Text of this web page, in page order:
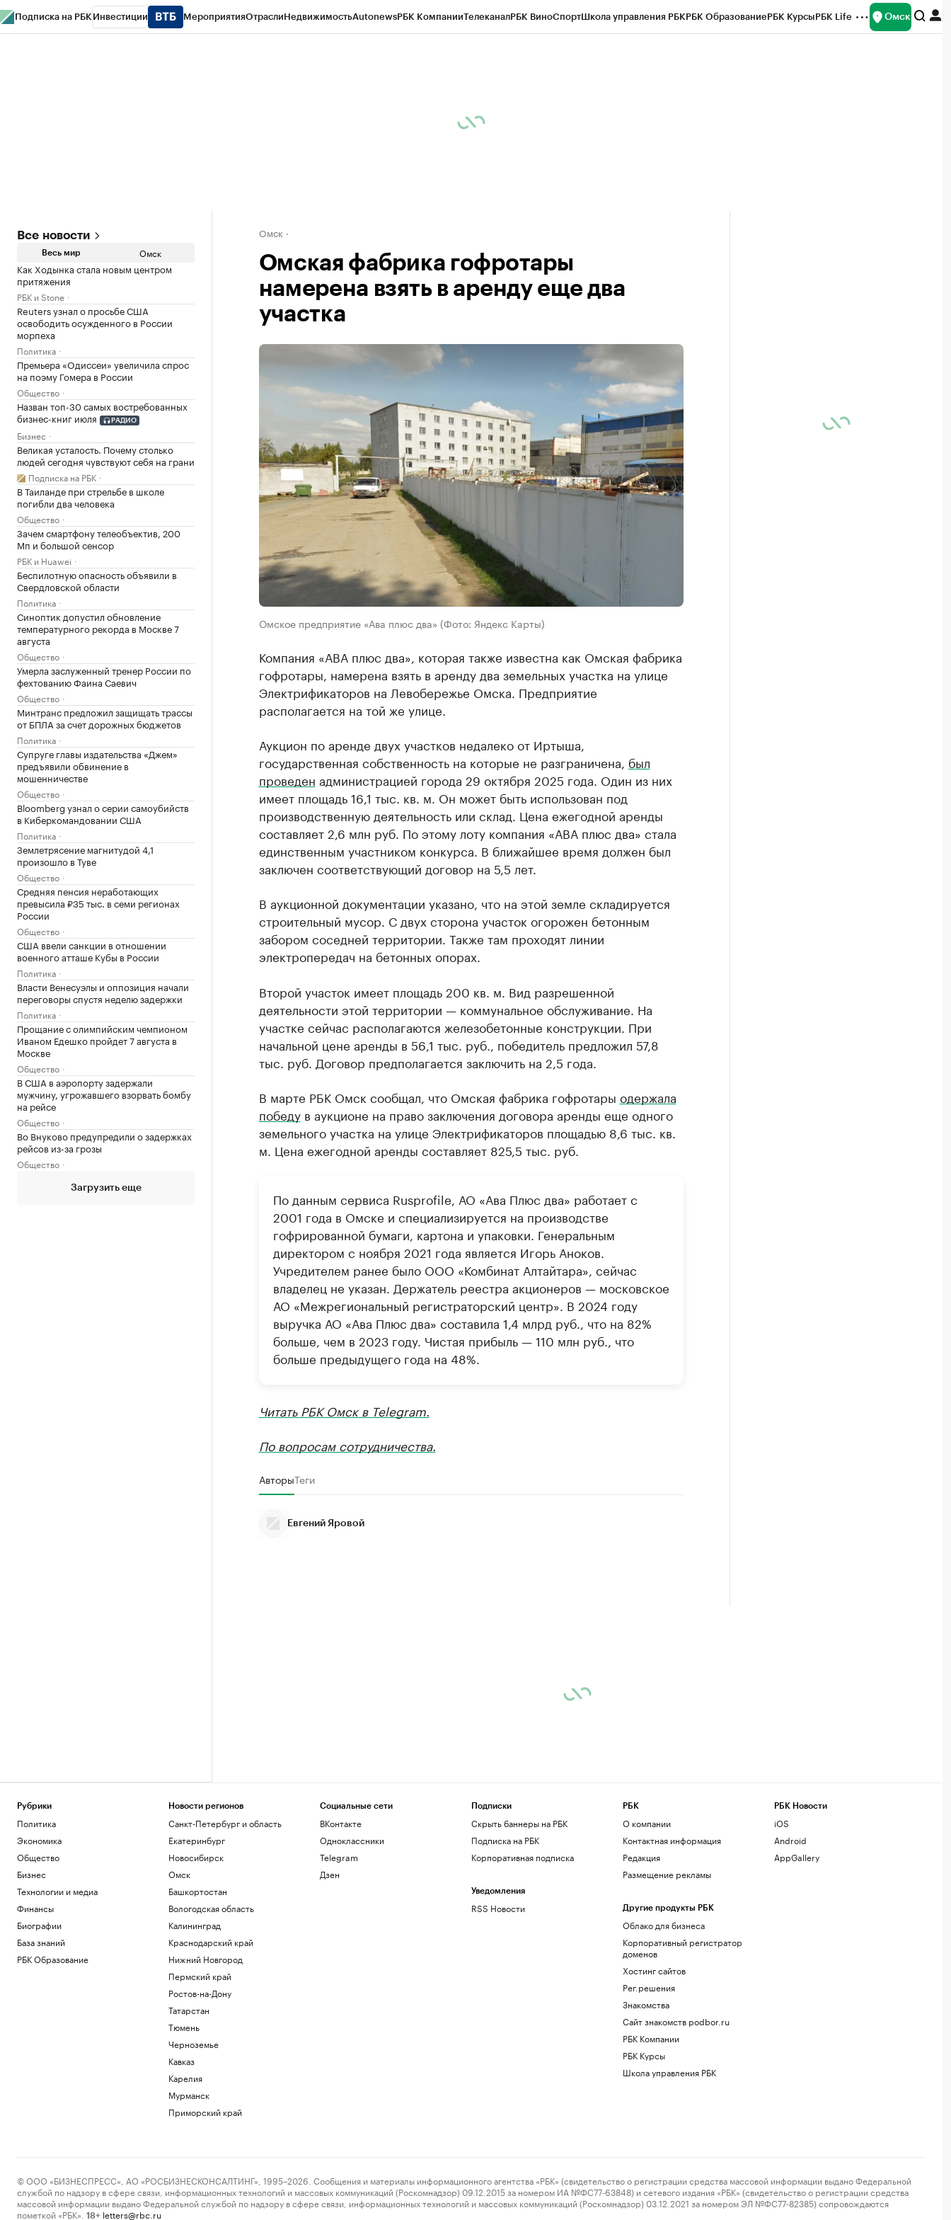
Подписка на РБК Инвестиции МероприятияОтраслиНедвижимостьAutonewsРБК КомпанииТелеканалРБК ВиноСпортШкола управления РБКРБК ОбразованиеРБК КурсыРБК Life Омск
Все новости
Весь мир Омск
Как Ходынка стала новым центром
притяжения
РБК и Stone
Reuters узнал о просьбе США
освободить осужденного в России
морпеха
Политика
Премьера «Одиссеи» увеличила спрос
на поэму Гомера в России
Общество
Назван топ-30 самых востребованных
бизнес-книг июля
РАДИО
Бизнес
Великая усталость. Почему столько
людей сегодня чувствуют себя на грани
Подписка на РБК
В Таиланде при стрельбе в школе
погибли два человека
Общество
Зачем смартфону телеобъектив, 200
Мп и большой сенсор
РБК и Huawei
Беспилотную опасность объявили в
Свердловской области
Политика
Синоптик допустил обновление
температурного рекорда в Москве 7
августа
Общество
Умерла заслуженный тренер России по
фехтованию Фаина Саевич
Общество
Минтранс предложил защищать трассы
от БПЛА за счет дорожных бюджетов
Политика
Супруге главы издательства «Джем»
предъявили обвинение в
мошенничестве
Общество
Bloomberg узнал о серии самоубийств
в Киберкомандовании США
Политика
Землетрясение магнитудой 4,1
произошло в Туве
Общество
Средняя пенсия неработающих
превысила ₽35 тыс. в семи регионах
России
Общество
США ввели санкции в отношении
военного атташе Кубы в России
Политика
Власти Венесуэлы и оппозиция начали
переговоры спустя неделю задержки
Политика
Прощание с олимпийским чемпионом
Иваном Едешко пройдет 7 августа в
Москве
Общество
В США в аэропорту задержали
мужчину, угрожавшего взорвать бомбу
на рейсе
Общество
Во Внуково предупредили о задержках
рейсов из-за грозы
Общество
Загрузить еще
Омск
Омская фабрика гофротары
намерена взять в аренду еще два
участка
Омское предприятие «Ава плюс два» (Фото: Яндекс Карты)
Компания «АВА плюс два», которая также известна как Омская фабрика
гофротары, намерена взять в аренду два земельных участка на улице
Электрификаторов на Левобережье Омска. Предприятие
располагается на той же улице.
Аукцион по аренде двух участков недалеко от Иртыша,
государственная собственность на которые не разграничена, был
проведен администрацией города 29 октября 2025 года. Один из них
имеет площадь 16,1 тыс. кв. м. Он может быть использован под
производственную деятельность или склад. Цена ежегодной аренды
составляет 2,6 млн руб. По этому лоту компания «АВА плюс два» стала
единственным участником конкурса. В ближайшее время должен был
заключен соответствующий договор на 5,5 лет.
В аукционной документации указано, что на этой земле складируется
строительный мусор. С двух сторона участок огорожен бетонным
забором соседней территории. Также там проходят линии
электропередач на бетонных опорах.
Второй участок имеет площадь 200 кв. м. Вид разрешенной
деятельности этой территории — коммунальное обслуживание. На
участке сейчас располагаются железобетонные конструкции. При
начальной цене аренды в 56,1 тыс. руб., победитель предложил 57,8
тыс. руб. Договор предполагается заключить на 2,5 года.
В марте РБК Омск сообщал, что Омская фабрика гофротары одержала
победув аукционе на право заключения договора аренды еще одного
земельного участка на улице Электрификаторов площадью 8,6 тыс. кв.
м. Цена ежегодной аренды составляет 825,5 тыс. руб.
По данным сервиса Rusprofile, АО «Ава Плюс два» работает с
2001 года в Омске и специализируется на производстве
гофрированной бумаги, картона и упаковки. Генеральным
директором с ноября 2021 года является Игорь Аноков.
Учредителем ранее было ООО «Комбинат Алтайтара», сейчас
владелец не указан. Держатель реестра акционеров — московское
АО «Межрегиональный регистраторский центр». В 2024 году
выручка АО «Ава Плюс два» составила 1,4 млрд руб., что на 82%
больше, чем в 2023 году. Чистая прибыль — 110 млн руб., что
больше предыдущего года на 48%.
Читать РБК Омск в Telegram.
По вопросам сотрудничества.
АвторыТеги
Евгений Яровой
Рубрики
Политика
Экономика
Общество
Бизнес
Технологии и медиа
Финансы
Биографии
База знаний
РБК Образование
Новости регионов
Санкт-Петербург и область
Екатеринбург
Новосибирск
Омск
Башкортостан
Вологодская область
Калининград
Краснодарский край
Нижний Новгород
Пермский край
Ростов-на-Дону
Татарстан
Тюмень
Черноземье
Кавказ
Карелия
Мурманск
Приморский край
Социальные сети
ВКонтакте
Одноклассники
Telegram
Дзен
Подписки
Скрыть баннеры на РБК
Подписка на РБК
Корпоративная подписка
Уведомления
RSS Новости
РБК
О компании
Контактная информация
Редакция
Размещение рекламы
Другие продукты РБК
Облако для бизнеса
Корпоративный регистратор
доменов
Хостинг сайтов
Рег.решения
Знакомства
Сайт знакомств podbor.ru
РБК Компании
РБК Курсы
Школа управления РБК
РБК Новости
iOS
Android
AppGallery
© ООО «БИЗНЕСПРЕСС», АО «РОСБИЗНЕСКОНСАЛТИНГ», 1995–2026. Сообщения и материалы информационного агентства «РБК» (свидетельство о регистрации средства массовой информации выдано Федеральной
службой по надзору в сфере связи, информационных технологий и массовых коммуникаций (Роскомнадзор) 09.12.2015 за номером ИА №ФС77-63848) и сетевого издания «РБК» (свидетельство о регистрации средства
массовой информации выдано Федеральной службой по надзору в сфере связи, информационных технологий и массовых коммуникаций (Роскомнадзор) 03.12.2021 за номером ЭЛ №ФС77-82385) сопровождаются
пометкой «РБК».
18+ letters@rbc.ru